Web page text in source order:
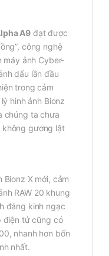
A9 đạt được
công nghệ
máy ảnh Cyber-
dấu lần đầu
trong cảm
hình ảnh Bionz
chúng ta chưa
gương lật
X mới, cảm
RAW 20 khung
đáng kinh ngạc
điện tử cũng có
nhanh hơn bốn
nhất.